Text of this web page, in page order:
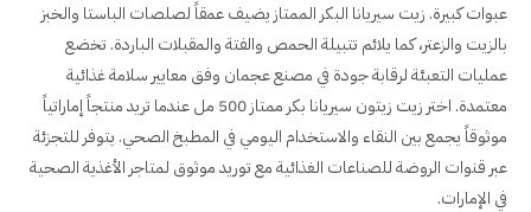
عبوات كبيرة. زيت سيريانا البكر الممتاز يضيف عمقاً لصلصات الباستا والخبز
بالزيت والزعتر، كما يلائم تتبيلة الحمص والفتة والمقبلات الباردة. تخضع
عمليات التعبئة لرقابة جودة في مصنع عجمان وفق معايير سلامة غذائية
معتمدة. اختر زيت زيتون سيريانا بكر ممتاز 500 مل عندما تريد منتجاً إماراتياً
موثوقاً يجمع بين النقاء والاستخدام اليومي في المطبخ الصحي. يتوفر للتجزئة
عبر قنوات الروضة للصناعات الغذائية مع توريد موثوق لمتاجر الأغذية الصحية
في الإمارات.